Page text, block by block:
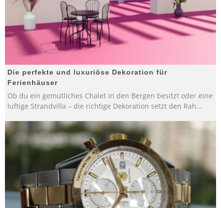
Die perfekte und luxuriöse Dekoration für
Ferienhäuser
Ob du ein gemütliches Chalet in den Bergen besitzt oder eine
luftige Strandvilla – die richtige Dekoration setzt den Rah...